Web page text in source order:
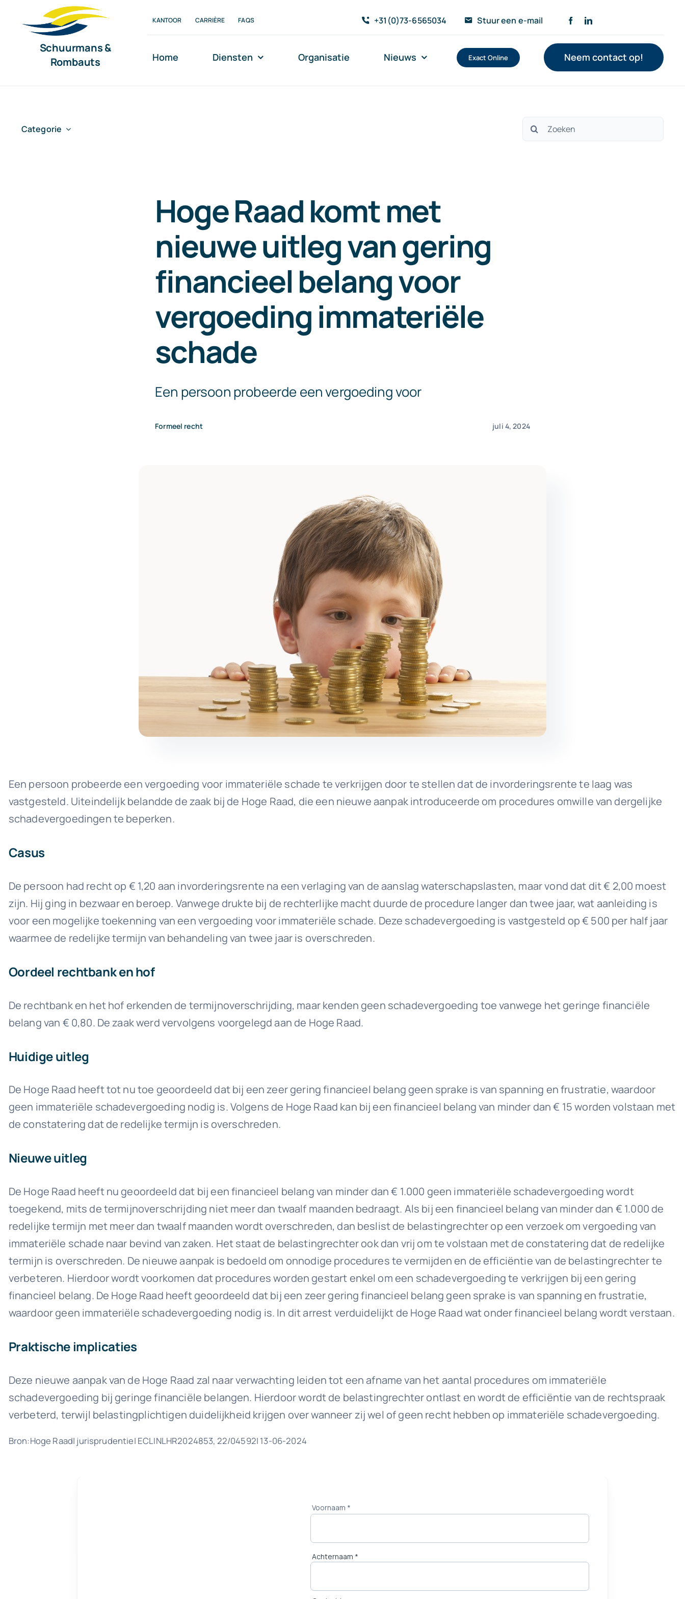
Schuurmans &
Rombauts
KANTOOR CARRIÈRE FAQS +31(0)73-6565034 Stuur een e-mail
Home Diensten Organisatie Nieuws Exact Online Neem contact op!
Categorie
Zoeken
Hoge Raad komt met
nieuwe uitleg van gering
financieel belang voor
vergoeding immateriële
schade
Een persoon probeerde een vergoeding voor
Formeel recht juli 4, 2024
Een persoon probeerde een vergoeding voor immateriële schade te verkrijgen door te stellen dat de invorderingsrente te laag was
vastgesteld. Uiteindelijk belandde de zaak bij de Hoge Raad, die een nieuwe aanpak introduceerde om procedures omwille van dergelijke
schadevergoedingen te beperken.
Casus
De persoon had recht op € 1,20 aan invorderingsrente na een verlaging van de aanslag waterschapslasten, maar vond dat dit € 2,00 moest
zijn. Hij ging in bezwaar en beroep. Vanwege drukte bij de rechterlijke macht duurde de procedure langer dan twee jaar, wat aanleiding is
voor een mogelijke toekenning van een vergoeding voor immateriële schade. Deze schadevergoeding is vastgesteld op € 500 per half jaar
waarmee de redelijke termijn van behandeling van twee jaar is overschreden.
Oordeel rechtbank en hof
De rechtbank en het hof erkenden de termijnoverschrijding, maar kenden geen schadevergoeding toe vanwege het geringe financiële
belang van € 0,80. De zaak werd vervolgens voorgelegd aan de Hoge Raad.
Huidige uitleg
De Hoge Raad heeft tot nu toe geoordeeld dat bij een zeer gering financieel belang geen sprake is van spanning en frustratie, waardoor
geen immateriële schadevergoeding nodig is. Volgens de Hoge Raad kan bij een financieel belang van minder dan € 15 worden volstaan met
de constatering dat de redelijke termijn is overschreden.
Nieuwe uitleg
De Hoge Raad heeft nu geoordeeld dat bij een financieel belang van minder dan € 1.000 geen immateriële schadevergoeding wordt
toegekend, mits de termijnoverschrijding niet meer dan twaalf maanden bedraagt. Als bij een financieel belang van minder dan € 1.000 de
redelijke termijn met meer dan twaalf maanden wordt overschreden, dan beslist de belastingrechter op een verzoek om vergoeding van
immateriële schade naar bevind van zaken. Het staat de belastingrechter ook dan vrij om te volstaan met de constatering dat de redelijke
termijn is overschreden. De nieuwe aanpak is bedoeld om onnodige procedures te vermijden en de efficiëntie van de belastingrechter te
verbeteren. Hierdoor wordt voorkomen dat procedures worden gestart enkel om een schadevergoeding te verkrijgen bij een gering
financieel belang. De Hoge Raad heeft geoordeeld dat bij een zeer gering financieel belang geen sprake is van spanning en frustratie,
waardoor geen immateriële schadevergoeding nodig is. In dit arrest verduidelijkt de Hoge Raad wat onder financieel belang wordt verstaan.
Praktische implicaties
Deze nieuwe aanpak van de Hoge Raad zal naar verwachting leiden tot een afname van het aantal procedures om immateriële
schadevergoeding bij geringe financiële belangen. Hierdoor wordt de belastingrechter ontlast en wordt de efficiëntie van de rechtspraak
verbeterd, terwijl belastingplichtigen duidelijkheid krijgen over wanneer zij wel of geen recht hebben op immateriële schadevergoeding.
Bron:Hoge Raad| jurisprudentie| ECLINLHR2024853, 22/04592| 13-06-2024